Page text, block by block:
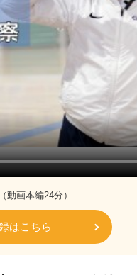
画本編24分）
はこちら